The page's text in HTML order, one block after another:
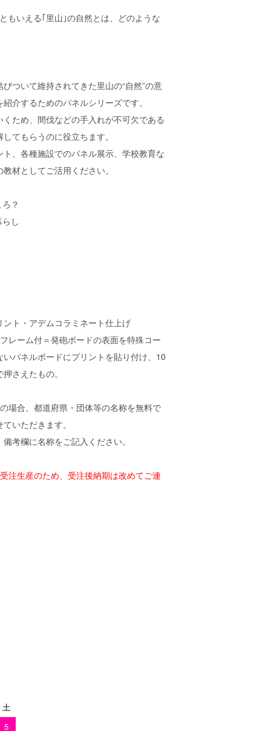
もいえる｢里山｣の自然とは、どのような
ついて維持されてきた里山の“自然”の意
介するためのパネルシリーズです。
くため、間伐などの手入れが不可欠である
てもらうのに役立ちます。
、各種施設でのパネル展示、学校教育な
教材としてご活用ください。
？
し
ント・アデムコラミネート仕上げ
レーム付＝発砲ボードの表面を特殊コー
いパネルボードにプリントを貼り付け、10
さえたもの。
場合、都道府県・団体等の名称を無料で
いただきます。
考欄に名称をご記入ください。
注生産のため、受注後納期は改めてご連
土
5